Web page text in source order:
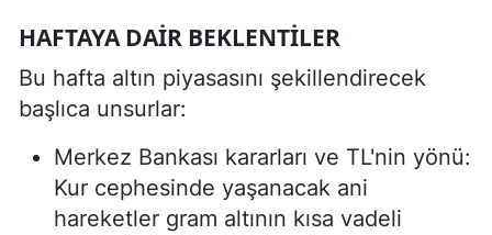
HAFTAYA DAIR BEKLENTILER
Bu hafta altın piyasasını şekillendirecek
başlıca unsurlar:
Merkez Bankası kararları ve TL'nin yönü:
Kur cephesinde yaşanacak ani
hareketler gram altının kısa vadeli